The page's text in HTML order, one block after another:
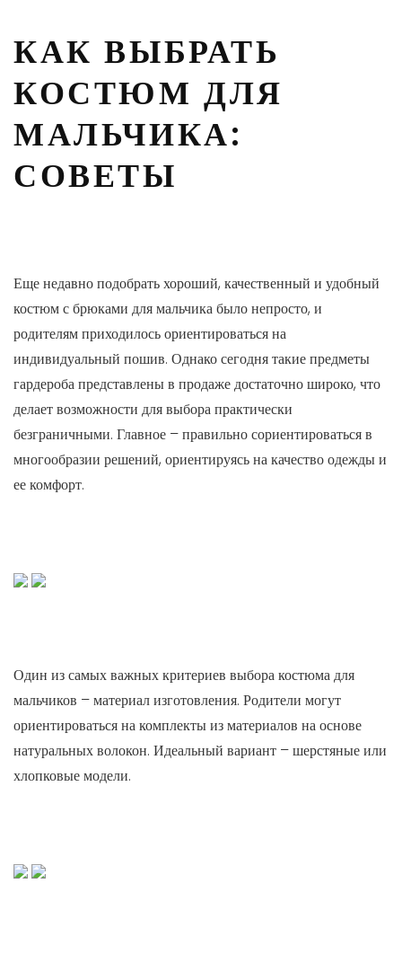
КАК ВЫБРАТЬ
КОСТЮМ ДЛЯ
МАЛЬЧИКА:
СОВЕТЫ
Еще недавно подобрать хороший, качественный и удобный
костюм с брюками для мальчика было непросто, и
родителям приходилось ориентироваться на
индивидуальный пошив. Однако сегодня такие предметы
гардероба представлены в продаже достаточно широко, что
делает возможности для выбора практически
безграничными. Главное – правильно сориентироваться в
многообразии решений, ориентируясь на качество одежды и
ее комфорт.
Один из самых важных критериев выбора костюма для
мальчиков – материал изготовления. Родители могут
ориентироваться на комплекты из материалов на основе
натуральных волокон. Идеальный вариант – шерстяные или
хлопковые модели.